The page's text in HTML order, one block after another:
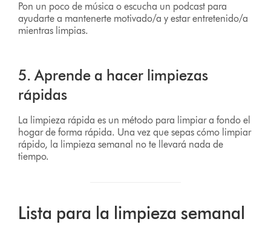
Pon un poco de música o escucha un podcast para
ayudarte a mantenerte motivado/a y estar entretenido/a
mientras limpias.
5. Aprende a hacer limpiezas
rápidas
La limpieza rápida es un método para limpiar a fondo el
hogar de forma rápida. Una vez que sepas cómo limpiar
rápido, la limpieza semanal no te llevará nada de
tiempo.
Lista para la limpieza semanal